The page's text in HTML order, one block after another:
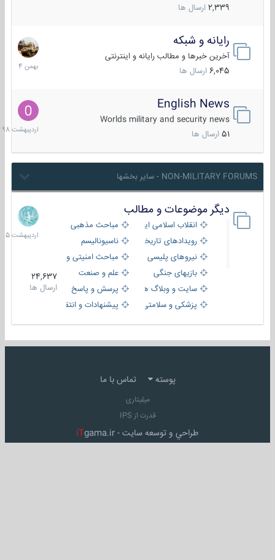
2,339 ارسال ها
رایانه و شبکه
آخرین خبرها و مطالب رایانه و اینترنتی
6,045 ارسال ها
30
بهمن
1404
English News
Worlds military and security news
51 ارسال ها
10
1398
NON-MILITARY FORUMS - سایر بخشها
دیگر موضوعات و مطالب
انقلاب اسلامی ایران
مباحث مذهبی
رویدادهای تاریخی و مذهبیناسیونالیسم
نیروهای پلیسی
مباحث امنیتی و اطلاعاتی
بازیهای جنگی
علم و صنعت
سایت و وبلاگ ها
پرسش و پاسخ
پزشکی و سلامتی
پیشنهادات و انتقادات
24,637
ارسال ها
8
1405
پوسته تماس با ما
میلیتاری
قدرت از IPS
طراحي و توسعه سايت - iTgama.ir